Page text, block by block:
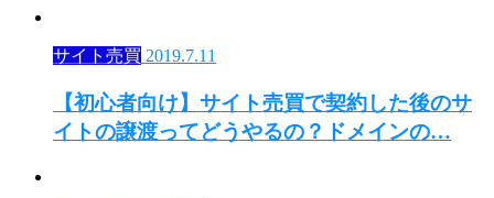
サイト売買 2019.7.11
【初心者向け】サイト売買で契約した後のサ
イトの譲渡ってどうやるの？ドメインの…